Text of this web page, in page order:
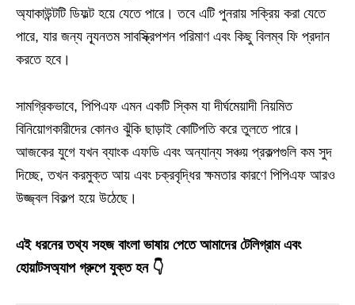
অ্যাকাউন্টটি ডিফল্ট হয়ে যেতে পারে। তবে এটি পুনরায় সক্রিয় করা যেতে
পারে, যার জন্য ন্যূনতম সাবস্ক্রিপশন পরিমাণ এবং কিছু বিলম্ব ফি প্রদান
করতে হবে।
সামগ্রিকভাবে, পিপিএফ এমন একটি স্কিম যা দীর্ঘমেয়াদী নিয়মিত
বিনিয়োগকারীদের কোনও ঝুঁকি ছাড়াই কোটিপতি করে তুলতে পারে।
আজকের যুগে যখন ব্যাংক এফডি এবং অন্যান্য সঞ্চয় প্রকল্পগুলি কম সুদ
দিচ্ছে, তখন করমুক্ত আয় এবং চক্রবৃদ্ধির ক্ষমতার কারণে পিপিএফ আরও
উজ্জ্বল বিকল্প হয়ে উঠেছে।
এই ধরনের তথ্য সহজ বাংলা ভাষায় পেতে আমাদের টেলিগ্রাম এবং
হোয়াটসঅ্যাপ গ্রুপে যুক্ত হন 👇